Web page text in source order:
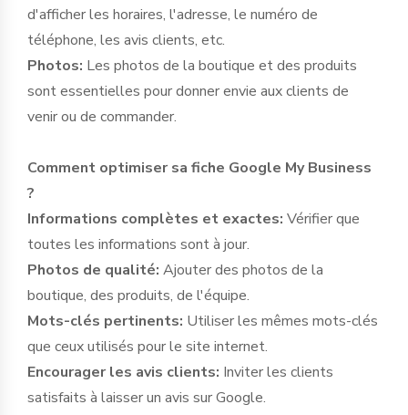
d'afficher les horaires, l'adresse, le numéro de
téléphone, les avis clients, etc.
Photos: Les photos de la boutique et des produits
sont essentielles pour donner envie aux clients de
venir ou de commander.
Comment optimiser sa fiche Google My Business
?
Informations complètes et exactes: Vérifier que
toutes les informations sont à jour.
Photos de qualité: Ajouter des photos de la
boutique, des produits, de l'équipe.
Mots-clés pertinents: Utiliser les mêmes mots-clés
que ceux utilisés pour le site internet.
Encourager les avis clients: Inviter les clients
satisfaits à laisser un avis sur Google.